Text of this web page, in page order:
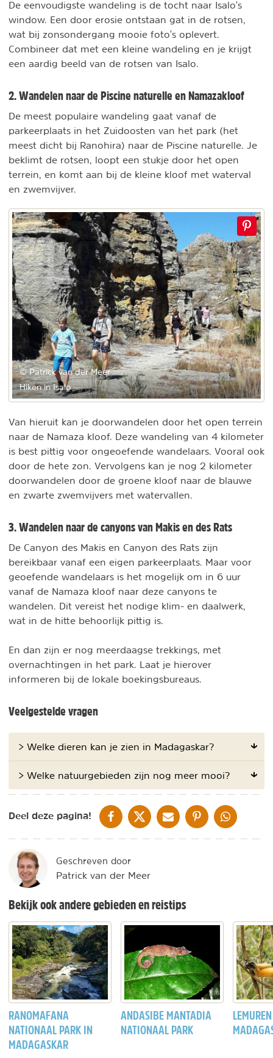
De eenvoudigste wandeling is de tocht naar Isalo's
window. Een door erosie ontstaan gat in de rotsen,
wat bij zonsondergang mooie foto's oplevert.
Combineer dat met een kleine wandeling en je krijgt
een aardig beeld van de rotsen van Isalo.
2. Wandelen naar de Piscine naturelle en Namazakloof
De meest populaire wandeling gaat vanaf de
parkeerplaats in het Zuidoosten van het park (het
meest dicht bij Ranohira) naar de Piscine naturelle. Je
beklimt de rotsen, loopt een stukje door het open
terrein, en komt aan bij de kleine kloof met waterval
en zwemvijver.
© Patrick van der Meer
Hiken in Isalo
Van hieruit kan je doorwandelen door het open terrein
naar de Namaza kloof. Deze wandeling van 4 kilometer
is best pittig voor ongeoefende wandelaars. Vooral ook
door de hete zon. Vervolgens kan je nog 2 kilometer
doorwandelen door de groene kloof naar de blauwe
en zwarte zwemvijvers met watervallen.
3. Wandelen naar de canyons van Makis en des Rats
De Canyon des Makis en Canyon des Rats zijn
bereikbaar vanaf een eigen parkeerplaats. Maar voor
geoefende wandelaars is het mogelijk om in 6 uur
vanaf de Namaza kloof naar deze canyons te
wandelen. Dit vereist het nodige klim- en daalwerk,
wat in de hitte behoorlijk pittig is.
En dan zijn er nog meerdaagse trekkings, met
overnachtingen in het park. Laat je hierover
informeren bij de lokale boekingsbureaus.
Veelgestelde vragen
> Welke dieren kan je zien in Madagaskar?
> Welke natuurgebieden zijn nog meer mooi?
Deel deze pagina! DELEN OP FACEBOOK
DELEN OP XDELEN VIA DE MAIL
DELEN OP PINTEREST
DELEN OP
Geschreven door
Patrick van der Meer
Bekijk ook andere gebieden en reistips
RANOMAFANA
NATIONAAL PARK IN
MADAGASKAR
ANDASIBE MANTADIA
NATIONAAL PARK